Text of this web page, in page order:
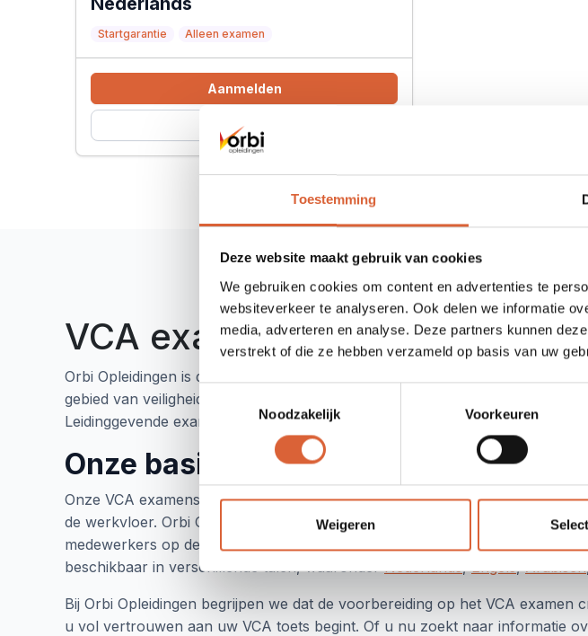
Toestemming
Deze website maakt gebruik van cookies
We gebruiken cookies om content en advertenties te
websiteverkeer te analyseren. Ook delen we informatie
media, adverteren en analyse. Deze partners kunnen
verstrekt of die ze hebben verzameld op basis van uw
Toestemmingsselectie
Noodzakelijk
Voorkeuren
Weigeren
Startgarantie Alleen examen
Aanmelden
Meer info
VCA examen
Orbi Opleidingen is dé plek voor VCA examens in Nederland. Onze VCA
gebied van veiligheid, geschikt voor zowel medewerkers op de werkvloer
Leidinggevende examen wilt afleggen, wij staan garant voor hoogwaardige
Onze basisveiligheid examens
Onze VCA examens zijn ontworpen om uw kennis van veiligheidsregels
de werkvloer. Orbi Opleidingen biedt een gestructureerde aanpak om uw
medewerkers op de werkvloer als VCA Leidinggevende toetsen voor
beschikbaar in verschillende talen, waaronderNederlands,Engels,Arabisch
Bij Orbi Opleidingen begrijpen we dat de voorbereiding op het VCA examen
u vol vertrouwen aan uw VCA toets begint. Of u nu zoekt naar informatie